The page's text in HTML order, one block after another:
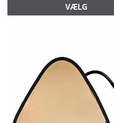
VÆLG